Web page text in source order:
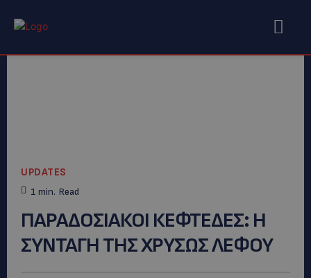
UPDATES
1 min. Read
ΠΑΡΑΔΟΣΙΑΚΟΙ ΚΕΦΤΕΔΕΣ: H
ΣΥΝΤΑΓΗ ΤΗΣ ΧΡΥΣΩΣ ΛΕΦΟΥ